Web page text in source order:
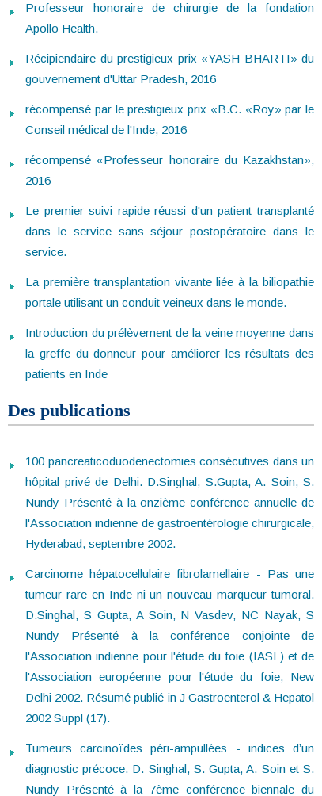
Professeur honoraire de chirurgie de la fondation
Apollo Health.
Récipiendaire du prestigieux prix «YASH BHARTI» du
gouvernement d'Uttar Pradesh, 2016
récompensé par le prestigieux prix «B.C. «Roy» par le
Conseil médical de l'Inde, 2016
récompensé «Professeur honoraire du Kazakhstan»,
2016
Le premier suivi rapide réussi d'un patient transplanté
dans le service sans séjour postopératoire dans le
service.
La première transplantation vivante liée à la biliopathie
portale utilisant un conduit veineux dans le monde.
Introduction du prélèvement de la veine moyenne dans
la greffe du donneur pour améliorer les résultats des
patients en Inde
Des publications
100 pancreaticoduodenectomies consécutives dans un
hôpital privé de Delhi. D.Singhal, S.Gupta, A. Soin, S.
Nundy Présenté à la onzième conférence annuelle de
l'Association indienne de gastroentérologie chirurgicale,
Hyderabad, septembre 2002.
Carcinome hépatocellulaire fibrolamellaire - Pas une
tumeur rare en Inde ni un nouveau marqueur tumoral.
D.Singhal, S Gupta, A Soin, N Vasdev, NC Nayak, S
Nundy Présenté à la conférence conjointe de
l'Association indienne pour l'étude du foie (IASL) et de
l'Association européenne pour l'étude du foie, New
Delhi 2002. Résumé publié in J Gastroenterol & Hepatol
2002 Suppl (17).
Tumeurs carcinoïdes péri-ampullées - indices d’un
diagnostic précoce. D. Singhal, S. Gupta, A. Soin et S.
Nundy Présenté à la 7ème conférence biennale du